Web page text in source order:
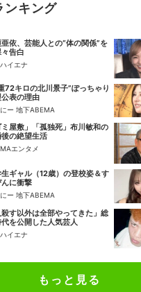
ンキング
依、芸能人との“体の関係”を
告白
イエナ
72キロの北川景子”ぽっちゃり
表の理由
ー 地下ABEMA
ミ屋敷」「孤独死」布川敏和の
の絶望生活
エンタメ
ギャル（12歳）の登校姿＆す
んに衝撃
ー 地下ABEMA
殺す以外は全部やってきた」総
を公開した人気芸人
イエナ
もっと見る